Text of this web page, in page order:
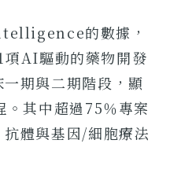
的數據，
AI驅動的藥物開發
期與二期階段，顯
其中超過75％專案
體與基因/細胞療法